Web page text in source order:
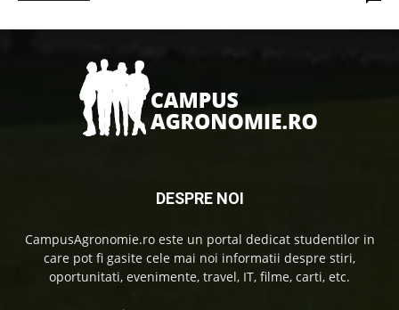
DESPRE NOI
CampusAgronomie.ro este un portal dedicat studentilor in
care pot fi gasite cele mai noi informatii despre stiri,
oportunitati, evenimente, travel, IT, filme, carti, etc.